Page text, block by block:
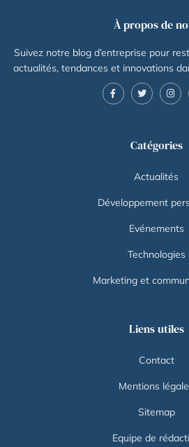
À propos de
Suivez notre blog d’entreprise pour
actualités, tendances et innovations
Catégories
Actualités
Développement
Evénements
Technologies
Marketing et
Liens utiles
Contact
Mentions
Sitemap
Equipe de